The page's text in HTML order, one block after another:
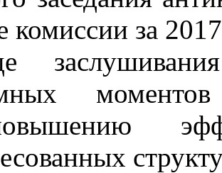
комиссии за